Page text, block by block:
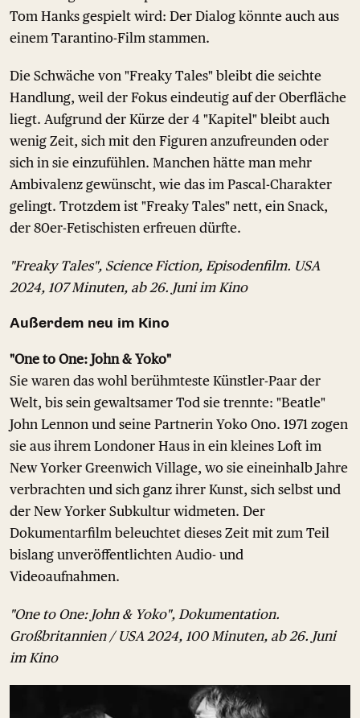
Tom Hanks gespielt wird: Der Dialog könnte auch aus
einem Tarantino-Film stammen.
Die Schwäche von "Freaky Tales" bleibt die seichte
Handlung, weil der Fokus eindeutig auf der Oberfläche
liegt. Aufgrund der Kürze der 4 "Kapitel" bleibt auch
wenig Zeit, sich mit den Figuren anzufreunden oder
sich in sie einzufühlen. Manchen hätte man mehr
Ambivalenz gewünscht, wie das im Pascal-Charakter
gelingt. Trotzdem ist "Freaky Tales" nett, ein Snack,
der 80er-Fetischisten erfreuen dürfte.
"Freaky Tales", Science Fiction, Episodenfilm. USA
2024, 107 Minuten, ab 26. Juni im Kino
Außerdem neu im Kino
"One to One: John & Yoko"
Sie waren das wohl berühmteste Künstler-Paar der
Welt, bis sein gewaltsamer Tod sie trennte: "Beatle"
John Lennon und seine Partnerin Yoko Ono. 1971 zogen
sie aus ihrem Londoner Haus in ein kleines Loft im
New Yorker Greenwich Village, wo sie eineinhalb Jahre
verbrachten und sich ganz ihrer Kunst, sich selbst und
der New Yorker Subkultur widmeten. Der
Dokumentarfilm beleuchtet dieses Zeit mit zum Teil
bislang unveröffentlichten Audio- und
Videoaufnahmen.
"One to One: John & Yoko", Dokumentation.
Großbritannien / USA 2024, 100 Minuten, ab 26. Juni
im Kino